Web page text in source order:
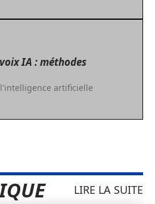
IA : méthodes
artificielle
LIRE LA SUITE